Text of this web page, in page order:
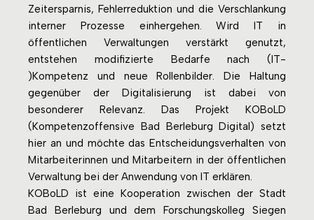
Zeitersparnis, Fehlerreduktion und die Verschlankung
interner Prozesse einhergehen. Wird IT in
öffentlichen Verwaltungen verstärkt genutzt,
entstehen modifizierte Bedarfe nach (IT-
)Kompetenz und neue Rollenbilder. Die Haltung
gegenüber der Digitalisierung ist dabei von
besonderer Relevanz. Das Projekt KOBoLD
(Kompetenzoffensive Bad Berleburg Digital) setzt
hier an und möchte das Entscheidungsverhalten von
Mitarbeiterinnen und Mitarbeitern in der öffentlichen
Verwaltung bei der Anwendung von IT erklären.
KOBoLD ist eine Kooperation zwischen der Stadt
Bad Berleburg und dem Forschungskolleg Siegen